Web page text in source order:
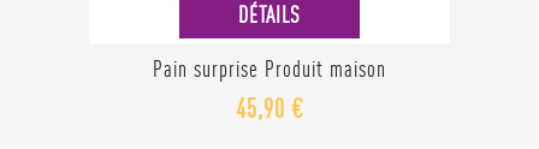
DÉTAILS
Pain surprise Produit maison
45,90 €